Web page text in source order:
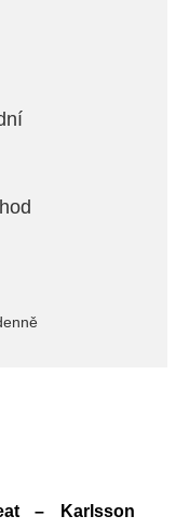
– Karlsson